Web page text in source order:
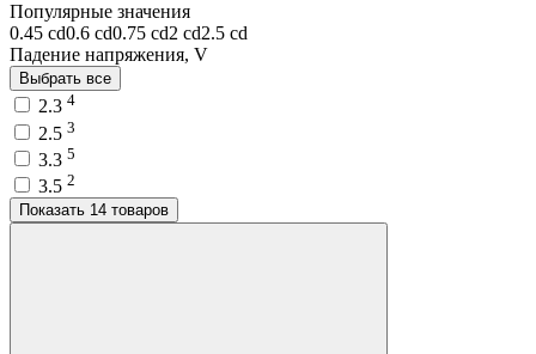
Популярные значения
0.45 cd0.6 cd0.75 cd2 cd2.5 cd
Падение напряжения, V
Выбрать все
2.3 4
2.5 3
3.3 5
3.5 2
Показать 14 товаров